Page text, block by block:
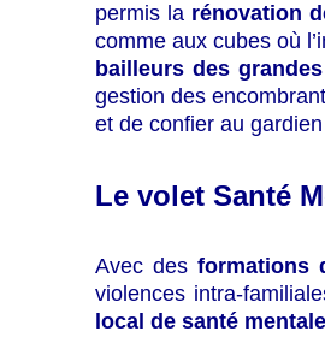
permis la rénovation
comme aux cubes où
bailleurs des
gestion des
et de confier au
Le volet Santé
Avec desformations
violences intra-
local de santé mentale